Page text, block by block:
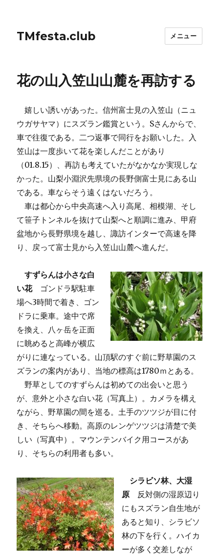
TMfesta.club メニュー
花の山入笠山山麓を再訪する
嬉しい誘いがあった。信州富士見の入笠山（ニュ
ウガサヤマ）にスズラン鑑賞という。Sさんからで、
車で往復である。二つ返事で同行をお願いした。入
笠山は一度歩いて花を楽しんだことがあり
（01.8.15）、再訪も考えていたがなかなか実現しな
かった。山梨小淵沢先県境の長野側富士見にある山
である。車ならそう遠くはないだろう。
車は都心から中央高速へ入り高尾、相模湖、そし
て笹子トンネルを抜けて山梨へと順調に進み、甲府
盆地から長野県境を越し、諏訪インターで高速を降
り、戻って富士見から入笠山山麓へ進んだ。
すずらんは小さな白
い花ゴンドラ駅駐車
場へ3時間で着き、ゴン
ドラに乗車。途中で席
を換え、八ヶ岳を正面
に眺めると高峰が横広
がりに連なっている。山頂駅のすぐ前に野草園のス
ズランの案内があり、当地の標高は1780ｍとある。
野草としてのすずらんは初めての出会いと思う
が、意外と小さな白い花（写真上）。カメラを構え
ながら、野草園の間を巡る。土手のツツジが目に付
き、そちらへ移動。高原のレンゲツツジは清楚で美
しい（写真中）。マウンテンバイク用コースがあ
り、そちらの利用者も多い。
シラビソ林、大湿
原 反対側の湿原辺り
にもスズラン自生地が
あると知り、シラビソ
林の下を行く。ハイカ
ーが多く交差しなが